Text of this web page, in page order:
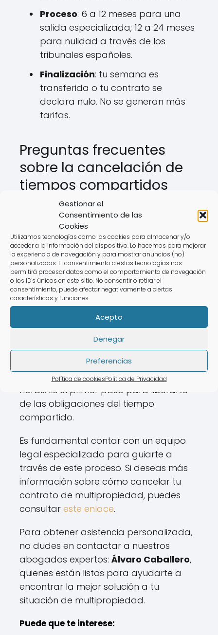
Gestionar el
Consentimiento de las
Cookies
Utilizamos tecnologías como las cookies para almacenar y/o
acceder a la información del dispositivo. Lo hacemos para mejorar
la experiencia de navegación y para mostrar anuncios (no)
personalizados. El consentimiento a estas tecnologías nos
permitirá procesar datos como el comportamiento de navegación
o los ID's únicos en este sitio. No consentir o retirar el
consentimiento, puede afectar negativamente a ciertas
características y funciones.
Acepto
Denegar
Preferencias
Política de cookiesPolítica de Privacidad
Proceso: 6 a 12 meses para una
salida especializada; 12 a 24 meses
para nulidad a través de los
tribunales españoles.
Finalización: tu semana es
transferida o tu contrato se
declara nulo. No se generan más
tarifas.
Preguntas frecuentes
sobre la cancelación de
tiempos compartidos
Tengo un contrato de puntos del Marriott
Vacation Club — ¿puede ser cancelado?
Marriott ofrece su propio "programa de
salida" — ¿debería utilizarlo?
¿Puedo simplemente dejar de pagar mis
tarifas de Marriott?
¿Qué pasa si prefiero vender en lugar de
salir?
¿Cuánto tiempo lleva salir del Marriott?
Revisión gratuita del caso
Cuéntanos sobre tu contrato y te
responderemos en un plazo de 24 a 48
horas. Es el primer paso para liberarte
de las obligaciones del tiempo
compartido.
Es fundamental contar con un equipo
legal especializado para guiarte a
través de este proceso. Si deseas más
información sobre cómo cancelar tu
contrato de multipropiedad, puedes
consultar este enlace.
Para obtener asistencia personalizada,
no dudes en contactar a nuestros
abogados expertos: Álvaro Caballero,
quienes están listos para ayudarte a
encontrar la mejor solución a tu
situación de multipropiedad.
Puede que te interese: